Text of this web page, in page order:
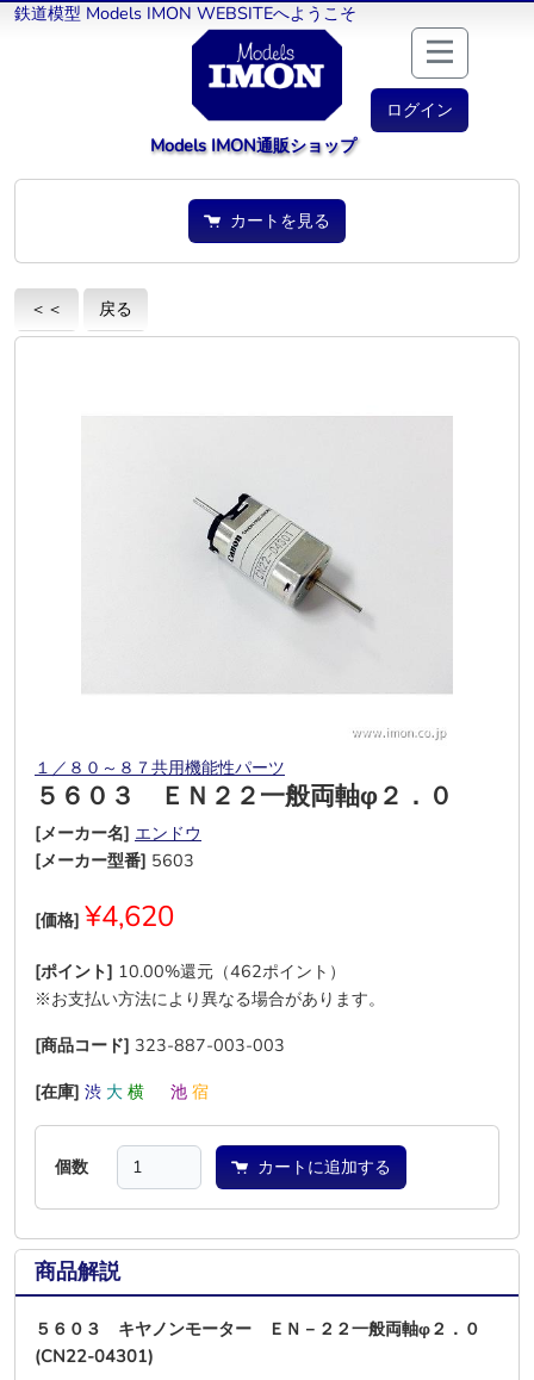
鉄道模型 Models IMON WEBSITEへようこそ
ログイン
Models IMON通販ショップ
カートを見る
＜＜ 戻る
１／８０～８７共用機能性パーツ
５６０３ ＥＮ２２一般両軸φ２．０
[メーカー名] エンドウ
[メーカー型番] 5603
[価格] ¥4,620
[ポイント] 10.00%還元（462ポイント）
※お支払い方法により異なる場合があります。
[商品コード] 323-887-003-003
[在庫] 渋 大 横 池 宿
個数 カートに追加する
商品解説
５６０３ キヤノンモーター ＥＮ－２２一般両軸φ２．０
(CN22-04301)